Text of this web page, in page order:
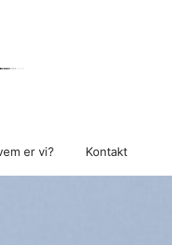
er vi? Kontakt